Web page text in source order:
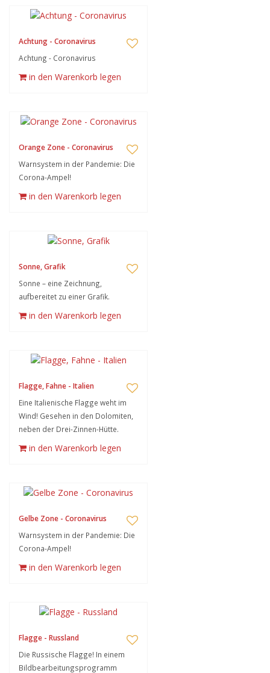
Achtung - Coronavirus
Achtung - Coronavirus
in den Warenkorb legen
Orange Zone - Coronavirus
Warnsystem in der Pandemie: Die
Corona-Ampel!
in den Warenkorb legen
Sonne, Grafik
Sonne – eine Zeichnung,
aufbereitet zu einer Grafik.
in den Warenkorb legen
Flagge, Fahne - Italien
Eine Italienische Flagge weht im
Wind! Gesehen in den Dolomiten,
neben der Drei-Zinnen-Hütte.
in den Warenkorb legen
Gelbe Zone - Coronavirus
Warnsystem in der Pandemie: Die
Corona-Ampel!
in den Warenkorb legen
Flagge - Russland
Die Russische Flagge! In einem
Bildbearbeitungsprogramm